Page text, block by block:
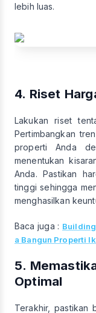
lebih luas.
4. Riset
Lakukan riset
Pertimbangkan
properti Anda
menentukan
Anda. Pastikan
tinggi sehingga
menghasilkan
Baca juga :
a Bangun Properti
5.
Optimal
Terakhir, pastikan